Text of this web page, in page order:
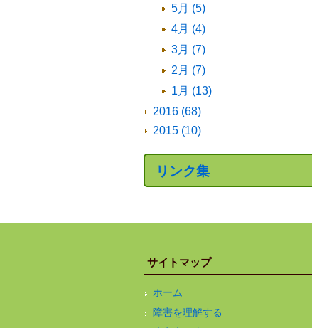
5月 (5)
4月 (4)
3月 (7)
2月 (7)
1月 (13)
2016 (68)
2015 (10)
リンク集
サイトマップ
ホーム
障害を理解する